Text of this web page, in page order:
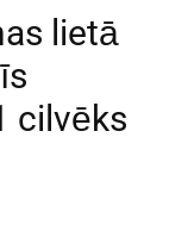
lietā
cilvēks